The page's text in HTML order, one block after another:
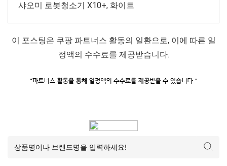
샤오미 로봇청소기 X10+, 화이트
이 포스팅은 쿠팡 파트너스 활동의 일환으로, 이에 따른 일
정액의 수수료를 제공받습니다.